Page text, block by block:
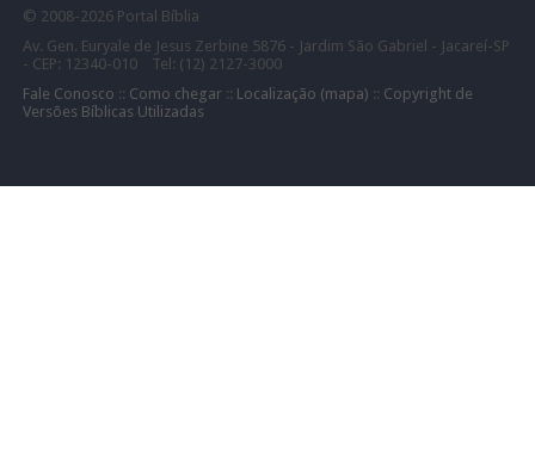
© 2008- 2026 Portal Bíblia
Av. Gen. Euryale de Jesus Zerbine 5876 - Jardim São Gabriel - Jacareí-SP
- CEP: 12340-010 Tel: (12) 2127-3000
Fale Conosco :: Como chegar:: Localização (mapa) :: Copyright de
Versões Bíblicas Utilizadas